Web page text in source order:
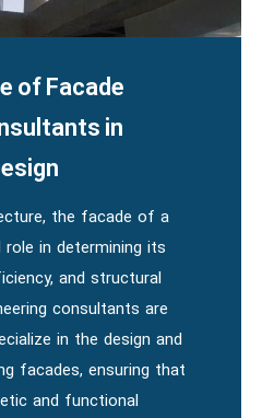
of Facade
in
the facade of a
role in determining its
and structural
consultants are
in the design and
facades, ensuring that
and functional